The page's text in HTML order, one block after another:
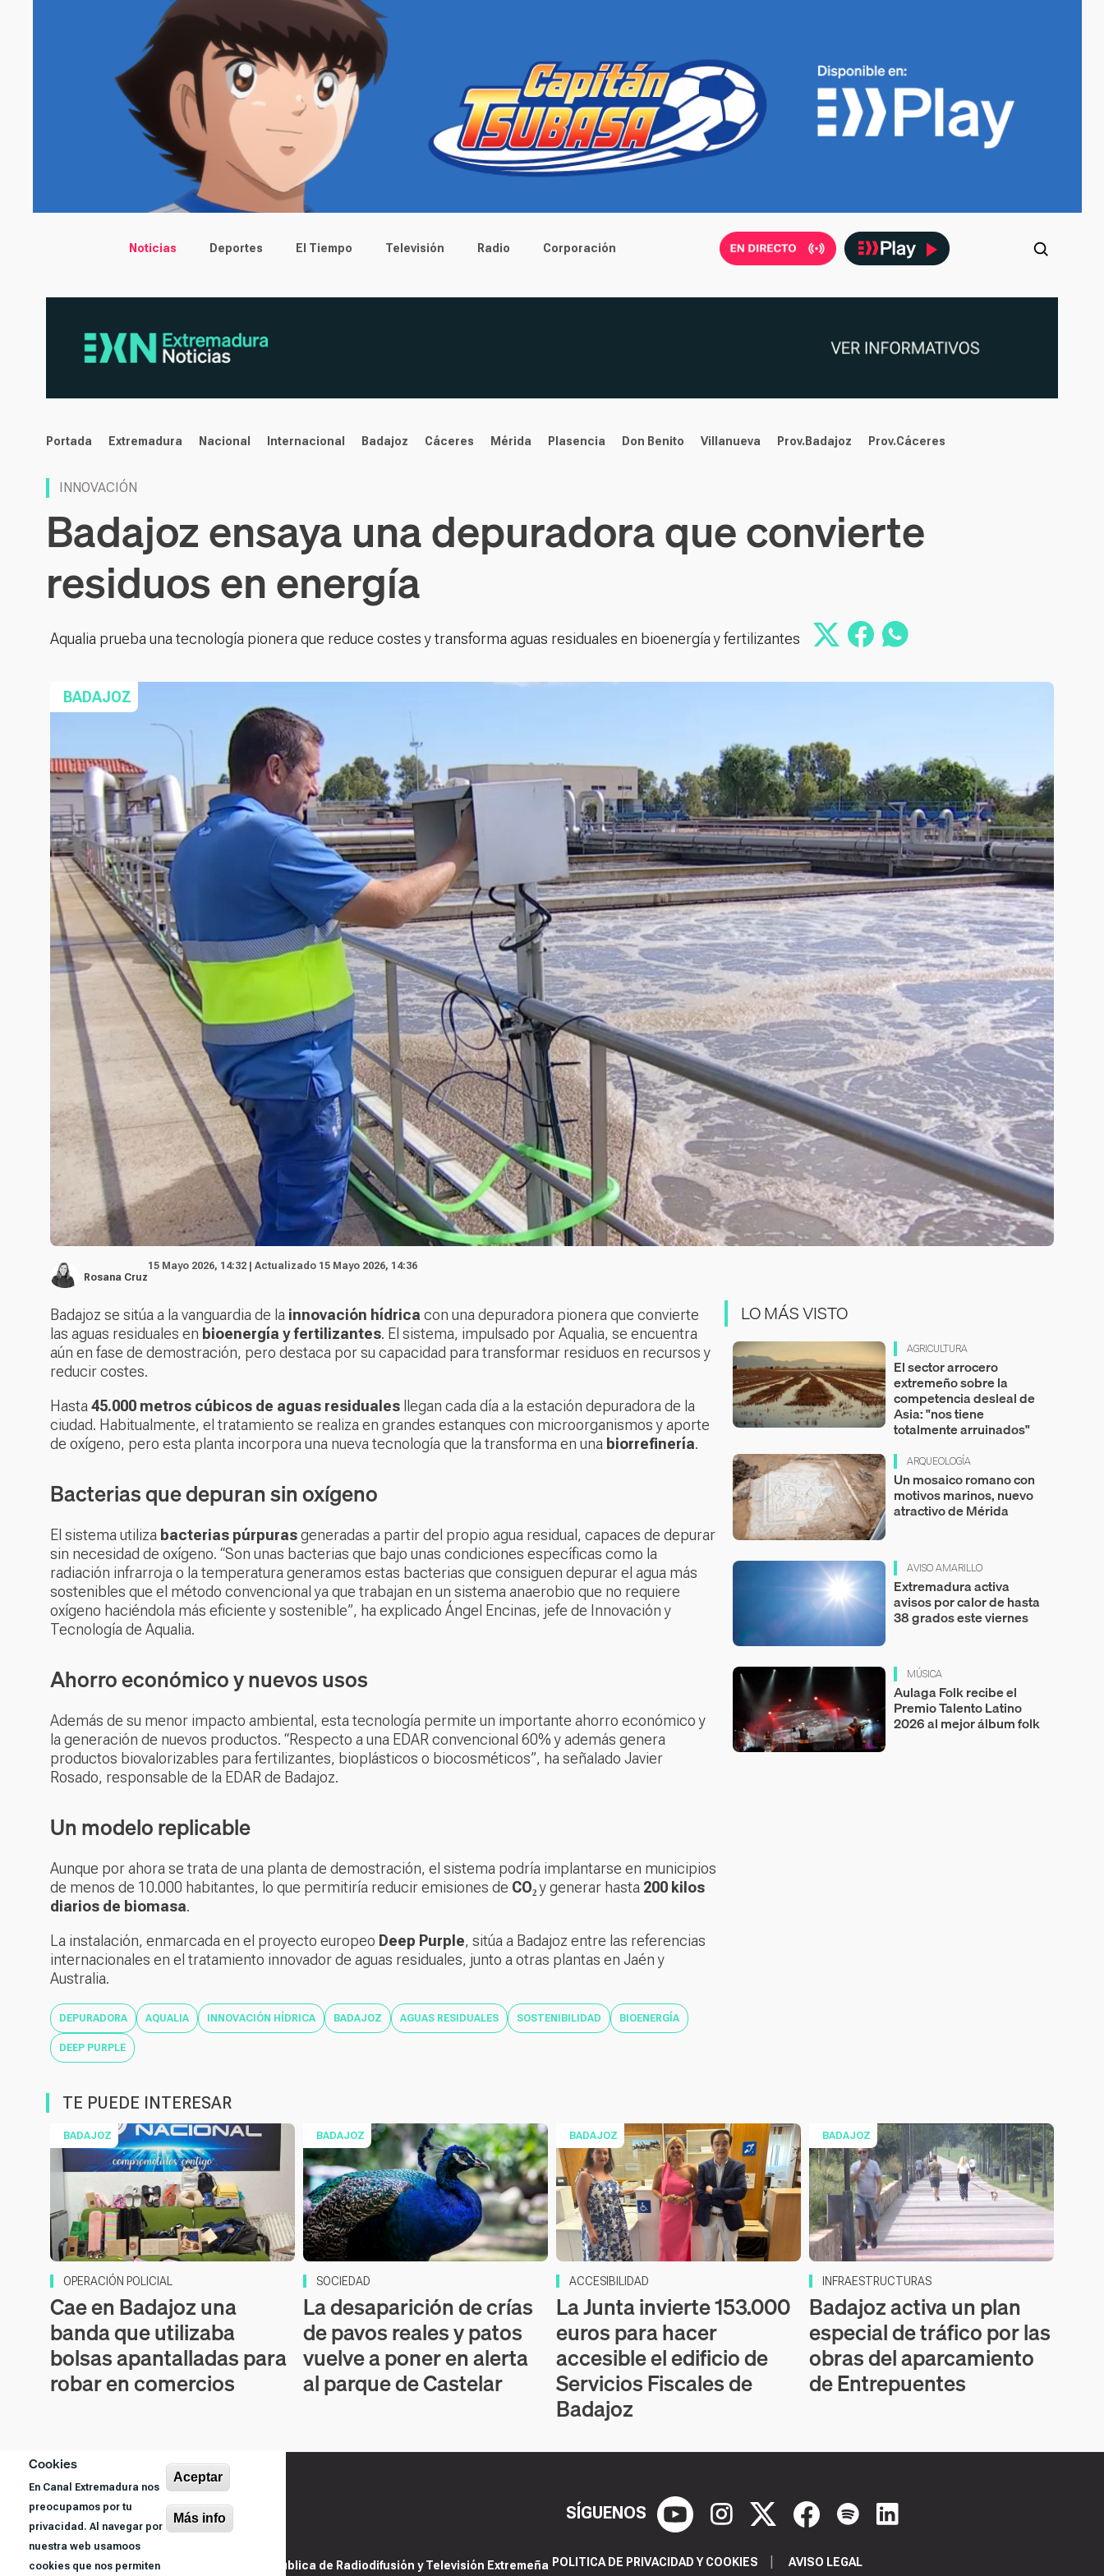
Cookies
En Canal Extremadura nos
preocupamos por tu
privacidad. Al navegar por
nuestra web usamoos
cookies que nos permiten
Aceptar
Más info
Main menu
Noticias Deportes El Tiempo Televisión Radio Corporación
noticias
Portada Extremadura Nacional Internacional Badajoz Cáceres Mérida Plasencia Don Benito Villanueva Prov.Badajoz Prov.Cáceres
INNOVACIÓN
Badajoz ensaya una depuradora que convierte
residuos en energía
Aqualia prueba una tecnología pionera que reduce costes y transforma aguas residuales en bioenergía y fertilizantes
BADAJOZ
Rosana Cruz
15 Mayo 2026, 14:32 | Actualizado 15 Mayo 2026, 14:36
Badajoz se sitúa a la vanguardia de la innovación hídrica con una depuradora pionera que convierte
las aguas residuales en bioenergía y fertilizantes. El sistema, impulsado por Aqualia, se encuentra
aún en fase de demostración, pero destaca por su capacidad para transformar residuos en recursos y
reducir costes.
Hasta45.000 metros cúbicos de aguas residuales llegan cada día a la estación depuradora de la
ciudad. Habitualmente, el tratamiento se realiza en grandes estanques con microorganismos y aporte
de oxígeno, pero esta planta incorpora una nueva tecnología que la transforma en una biorrefinería.
Bacterias que depuran sin oxígeno
El sistema utiliza bacterias púrpurasgeneradas a partir del propio agua residual, capaces de depurar
sin necesidad de oxígeno. “Son unas bacterias que bajo unas condiciones específicas como la
radiación infrarroja o la temperatura generamos estas bacterias que consiguen depurar el agua más
sostenibles que el método convencional ya que trabajan en un sistema anaerobio que no requiere
oxígeno haciéndola más eficiente y sostenible”, ha explicado Ángel Encinas, jefe de Innovación y
Tecnología de Aqualia.
Ahorro económico y nuevos usos
Además de su menor impacto ambiental, esta tecnología permite un importante ahorro económico y
la generación de nuevos productos. “Respecto a una EDAR convencional 60% y además genera
productos biovalorizables para fertilizantes, bioplásticos o biocosméticos”, ha señalado Javier
Rosado, responsable de la EDAR de Badajoz.
Un modelo replicable
Aunque por ahora se trata de una planta de demostración, el sistema podría implantarse en municipios
de menos de 10.000 habitantes, lo que permitiría reducir emisiones de CO₂y generar hasta 200 kilos
diarios de biomasa.
La instalación, enmarcada en el proyecto europeo Deep Purple, sitúa a Badajoz entre las referencias
internacionales en el tratamiento innovador de aguas residuales, junto a otras plantas en Jaén y
Australia.
DEPURADORA AQUALIA INNOVACIÓN HÍDRICA BADAJOZ AGUAS RESIDUALES SOSTENIBILIDAD BIOENERGÍA
DEEP PURPLE
LO MÁS VISTO
AGRICULTURA
El sector arrocero
extremeño sobre la
competencia desleal de
Asia: "nos tiene
totalmente arruinados"
ARQUEOLOGÍA
Un mosaico romano con
motivos marinos, nuevo
atractivo de Mérida
AVISO AMARILLO
Extremadura activa
avisos por calor de hasta
38 grados este viernes
MÚSICA
Aulaga Folk recibe el
Premio Talento Latino
2026 al mejor álbum folk
TE PUEDE INTERESAR
BADAJOZ
OPERACIÓN POLICIAL
Cae en Badajoz una
banda que utilizaba
bolsas apantalladas para
robar en comercios
BADAJOZ
SOCIEDAD
La desaparición de crías
de pavos reales y patos
vuelve a poner en alerta
al parque de Castelar
BADAJOZ
ACCESIBILIDAD
La Junta invierte 153.000
euros para hacer
accesible el edificio de
Servicios Fiscales de
Badajoz
BADAJOZ
INFRAESTRUCTURAS
Badajoz activa un plan
especial de tráfico por las
obras del aparcamiento
de Entrepuentes
SÍGUENOS
@ Sociedad Pública de Radiodifusión y Televisión Extremeña POLITICA DE PRIVACIDAD Y COOKIES AVISO LEGAL